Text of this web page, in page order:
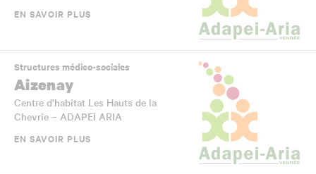
EN SAVOIR PLUS
Structures médico-sociales
Aizenay
Centre d’habitat Les Hauts de la
Chevrie – ADAPEI ARIA
EN SAVOIR PLUS